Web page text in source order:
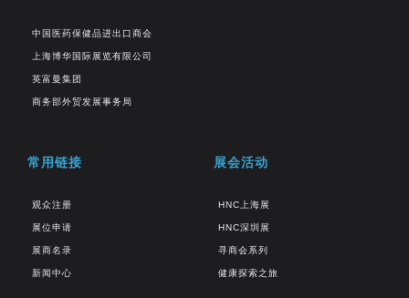
中国医药保健品进出口商会
上海博华国际展览有限公司
英富曼集团
商务部外贸发展事务局
常用链接
观众注册
展位申请
展商名录
新闻中心
展会活动
HNC上海展
HNC深圳展
寻商会系列
健康探索之旅